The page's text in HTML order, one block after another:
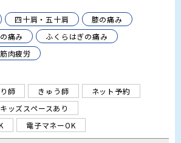
四十肩・五十肩
膝の痛み
痛み
ふくらはぎの痛み
筋肉疲労
師 きゅう師
ネット予約
キッズスペースあり
電子マネーOK